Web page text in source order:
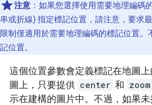
注意 ：如果您選擇使用需要地理編碼
串或折線) 指定標記位置，請注意，要求
限制僅適用於需要地理編碼的標記位置
記位置。
這個位置參數會定義標記在地圖
圖上，只要提供 center 和 zoom
示在建構的圖片中。不過，如果